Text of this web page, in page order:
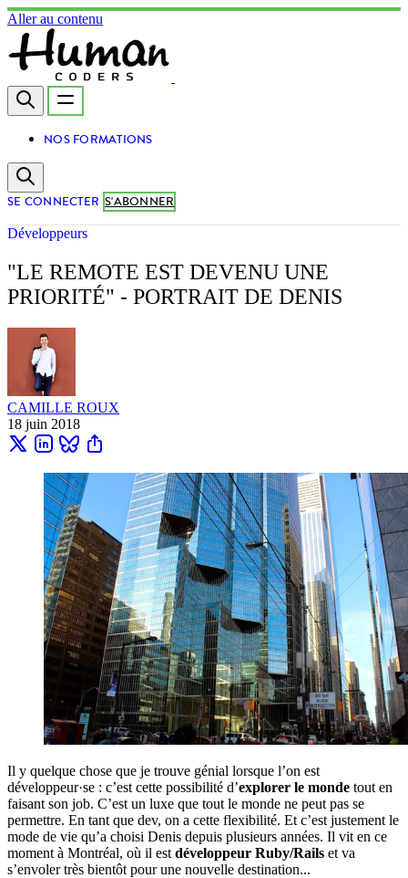
Aller au contenu
NOS FORMATIONS
SE CONNECTER S'ABONNER
Développeurs
"LE REMOTE EST DEVENU UNE
PRIORITÉ" - PORTRAIT DE DENIS
CAMILLE ROUX
18 juin 2018
Il y quelque chose que je trouve génial lorsque l’on est
développeur·se : c’est cette possibilité d’explorer le monde tout en
faisant son job. C’est un luxe que tout le monde ne peut pas se
permettre. En tant que dev, on a cette flexibilité. Et c’est justement le
mode de vie qu’a choisi Denis depuis plusieurs années. Il vit en ce
moment à Montréal, où il est développeur Ruby/Rails et va
s’envoler très bientôt pour une nouvelle destination...